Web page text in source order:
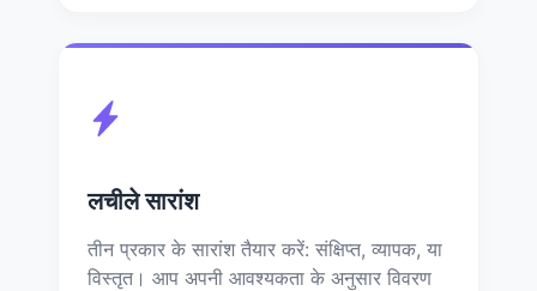
लचीले सारांश
तीन प्रकार के सारांश तैयार करें: संक्षिप्त, व्यापक, या
विस्तृत। आप अपनी आवश्यकता के अनुसार विवरण